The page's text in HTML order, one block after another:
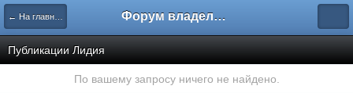
← На главную Форум владельцев интернет-магазинов
Публикации Лидия
По вашему запросу ничего не найдено.